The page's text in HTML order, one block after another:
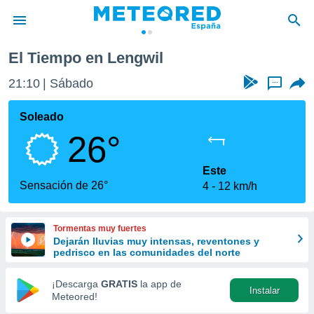
de
por
que se
calidad.
a este
las
y
forma
digital
basada
El Tiempo en Lengwil
21:10 Sábado ...
Soleado
26°
Sensación de 26°
Este
4
12 km/h
Tormentas muy fuertes
Dejarán lluvias muy intensas, reventones y
pedrisco en las comunidades del norte
¡Descarga GRATIS la app de
Meteored!
Instalar